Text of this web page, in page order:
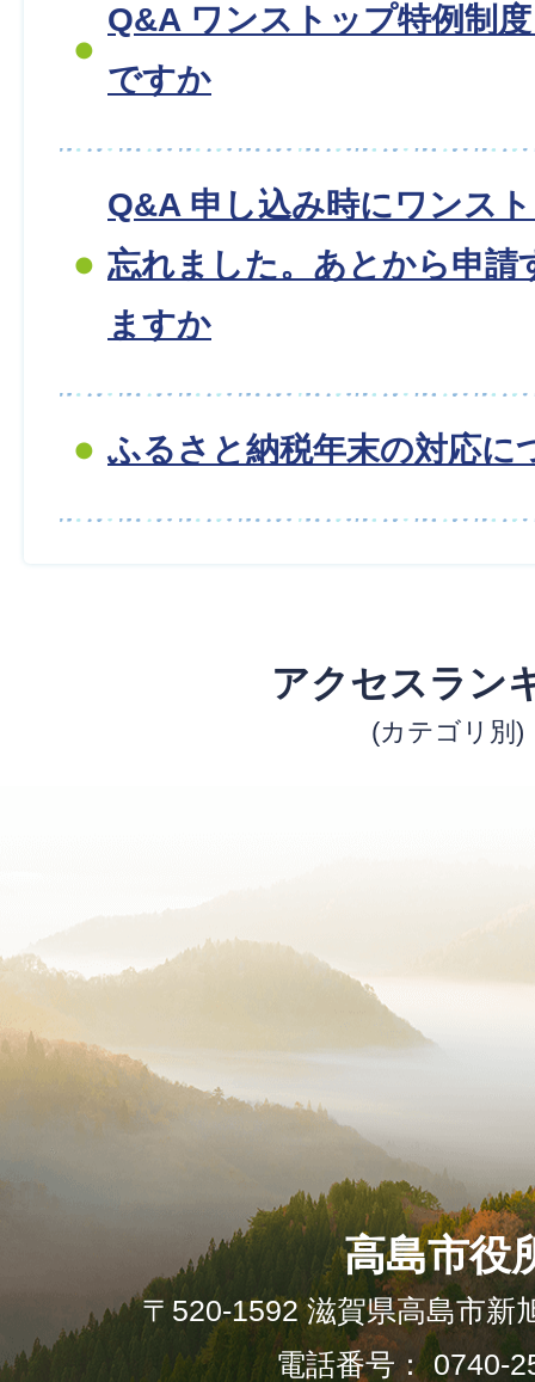
Q&A ワンストップ特例制
ですか
Q&A 申し込み時にワンス
忘れました。あとから申請
ますか
ふるさと納税年末の対応に
アクセスラン
(カテゴリ別)
高島市役
〒520-1592 滋賀県高島市新
電話番号： 0740-